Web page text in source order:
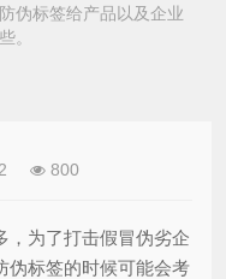
伪标签给产品以及企业
。
800
为了打击假冒伪劣企
伪标签的时候可能会考